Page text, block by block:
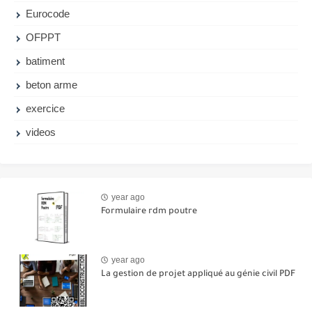
Eurocode
OFPPT
batiment
beton arme
exercice
videos
year ago
Formulaire rdm poutre
year ago
La gestion de projet appliqué au génie civil PDF